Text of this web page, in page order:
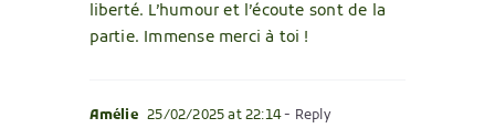
liberté. L’humour et l’écoute sont de la
partie. Immense merci à toi !
Amélie 25/02/2025 at 22:14- Reply